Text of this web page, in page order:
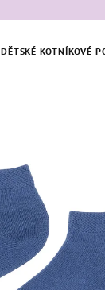
DĚTSKÉ KOTNÍKOVÉ